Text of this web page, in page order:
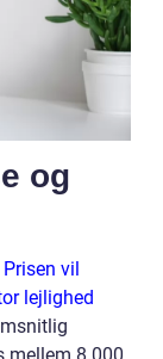
og
vil
lejlighed